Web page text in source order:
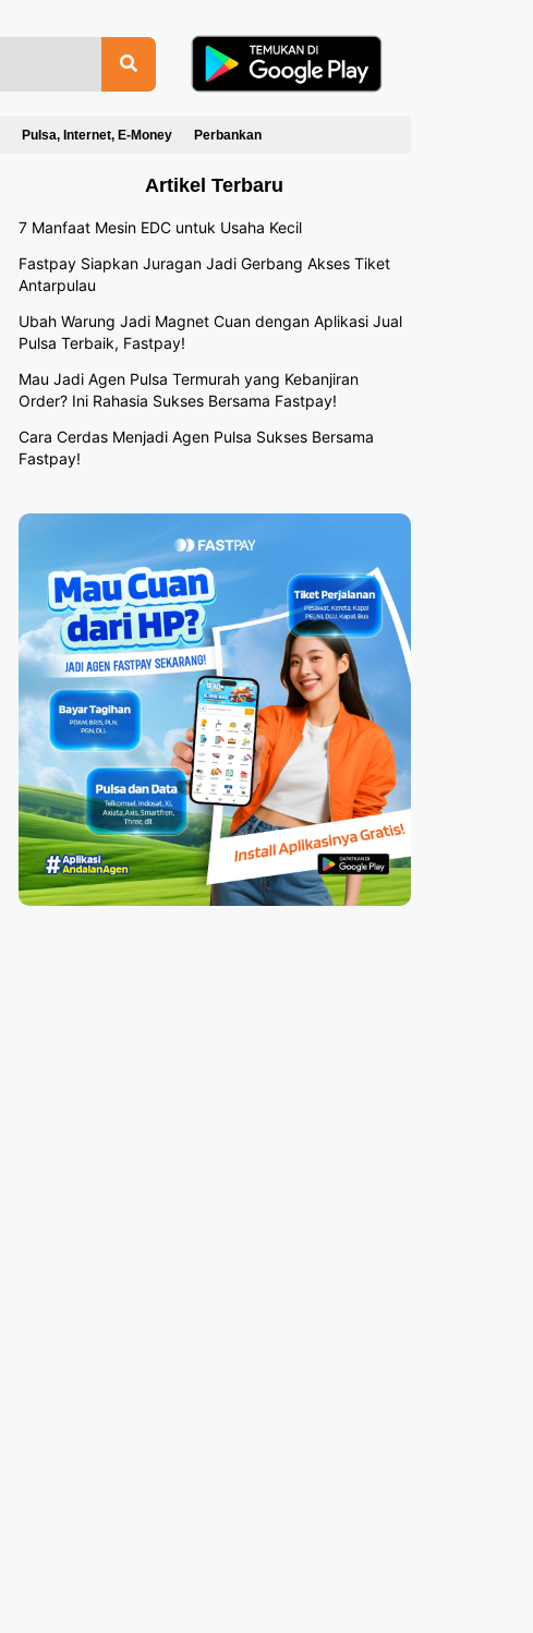
Pulsa, Internet, E-Money Perbankan
Artikel Terbaru
7 Manfaat Mesin EDC untuk Usaha Kecil
Fastpay Siapkan Juragan Jadi Gerbang Akses Tiket
Antarpulau
Ubah Warung Jadi Magnet Cuan dengan Aplikasi Jual
Pulsa Terbaik, Fastpay!
Mau Jadi Agen Pulsa Termurah yang Kebanjiran
Order? Ini Rahasia Sukses Bersama Fastpay!
Cara Cerdas Menjadi Agen Pulsa Sukses Bersama
Fastpay!